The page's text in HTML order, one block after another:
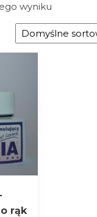
wyniku
rąk